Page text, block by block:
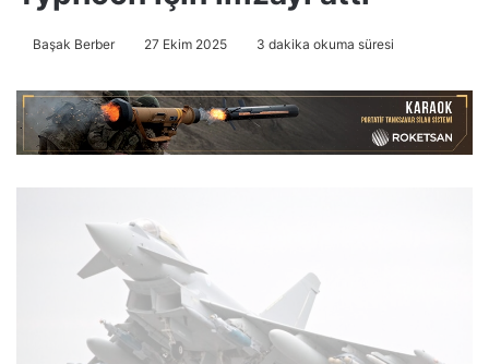
Başak Berber 27 Ekim 2025 3 dakika okuma süresi